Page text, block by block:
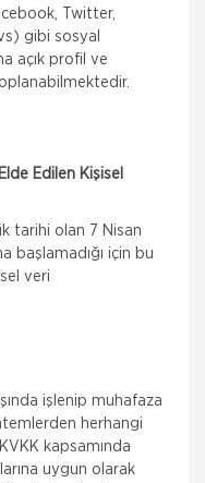
Twitter,
gibi sosyal
açık profil ve
Edilen Kişisel
tarihi olan 7 Nisan
başlamadığı için bu
veri
işlenip muhafaza
herhangi
kapsamında
uygun olarak